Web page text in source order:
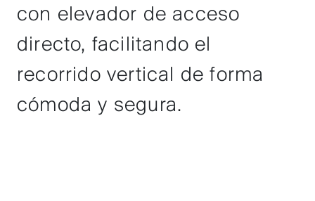
con elevador de acceso
directo, facilitando el
recorrido vertical de forma
cómoda y segura.